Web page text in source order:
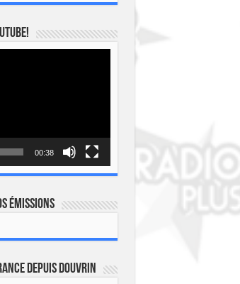
00:38
émissions
depuis Douvrin